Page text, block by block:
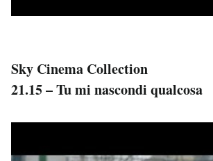
Sky Cinema Collection
21.15 – Tu mi nascondi qualcosa